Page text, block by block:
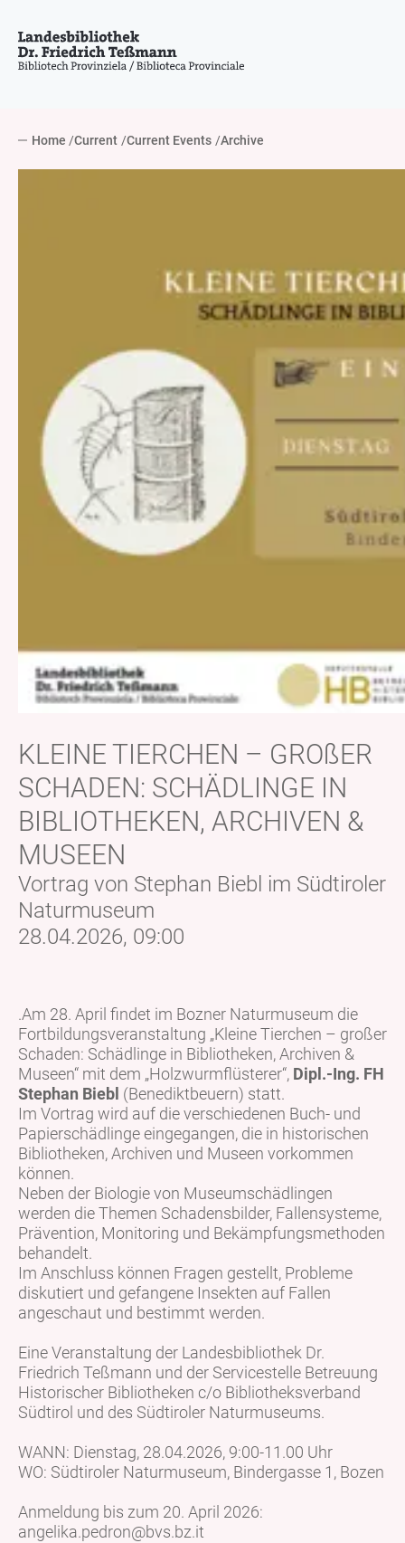
Home Current Current Events Archive
KLEINE TIERCHEN – GROßER
SCHADEN: SCHÄDLINGE IN
BIBLIOTHEKEN, ARCHIVEN &
MUSEEN
Vortrag von Stephan Biebl im Südtiroler
Naturmuseum
28.04.2026, 09:00
.Am 28. April findet im Bozner Naturmuseum die
Fortbildungsveranstaltung „Kleine Tierchen – großer
Schaden: Schädlinge in Bibliotheken, Archiven &
Museen“ mit dem „Holzwurmflüsterer“, Dipl.-Ing. FH
Stephan Biebl (Benediktbeuern) statt.
Im Vortrag wird auf die verschiedenen Buch- und
Papierschädlinge eingegangen, die in historischen
Bibliotheken, Archiven und Museen vorkommen
können.
Neben der Biologie von Museumschädlingen
werden die Themen Schadensbilder, Fallensysteme,
Prävention, Monitoring und Bekämpfungsmethoden
behandelt.
Im Anschluss können Fragen gestellt, Probleme
diskutiert und gefangene Insekten auf Fallen
angeschaut und bestimmt werden.
Eine Veranstaltung der Landesbibliothek Dr.
Friedrich Teßmann und der Servicestelle Betreuung
Historischer Bibliotheken c/o Bibliotheksverband
Südtirol und des Südtiroler Naturmuseums.
WANN: Dienstag, 28.04.2026, 9:00-11.00 Uhr
WO: Südtiroler Naturmuseum, Bindergasse 1, Bozen
Anmeldung bis zum 20. April 2026:
angelika.pedron@bvs.bz.it